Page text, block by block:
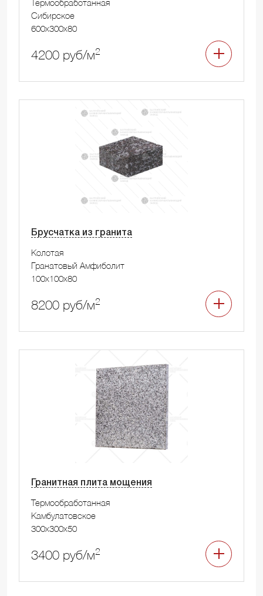
Термообработанная
Сибирское
600x300x80
4200 руб/м2
Брусчатка из гранита
Колотая
Гранатовый Амфиболит
100x100x80
8200 руб/м2
Гранитная плита мощения
Термообработанная
Камбулатовское
300x300x50
3400 руб/м2